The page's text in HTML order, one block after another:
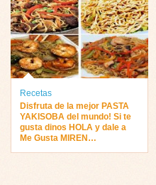
Recetas
Disfruta de la mejor PASTA
YAKISOBA del mundo! Si te
gusta dinos HOLA y dale a
Me Gusta MIREN…